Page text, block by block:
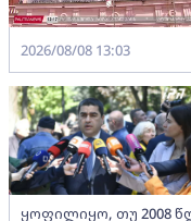
2026/08/08 13:03
ყოფილიყო, თუ 2008